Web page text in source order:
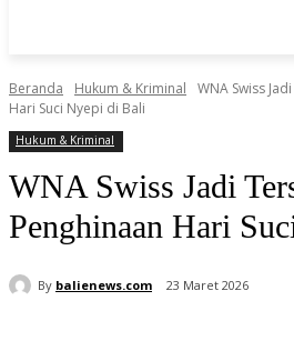
Beranda Hukum & Kriminal
WNA Swiss
Hari Suci Nyepi di Bali
Hukum & Kriminal
WNA Swiss Jadi
Penghinaan Hari
By balienews.com 23 Maret 2026